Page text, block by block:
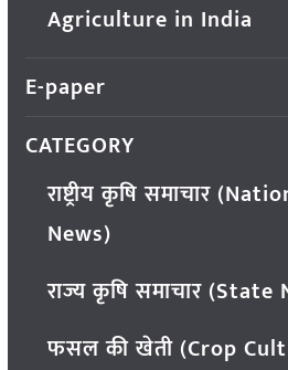
Agriculture in India
E-paper
CATEGORY
राष्ट्रीय कृषि समाचार
News)
राज्य कृषि समाचार (State
फसल की खेती (Crop